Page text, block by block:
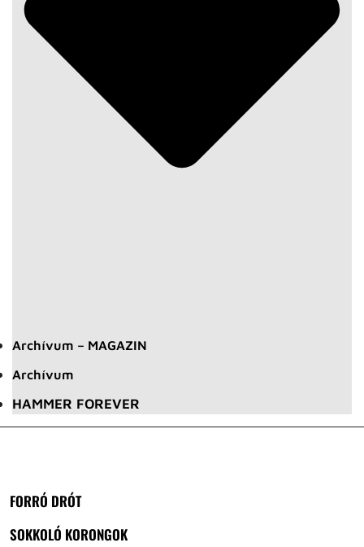
Archívum – MAGAZIN
Archívum
HAMMER FOREVER
FORRÓ DRÓT
SOKKOLÓ KORONGOK